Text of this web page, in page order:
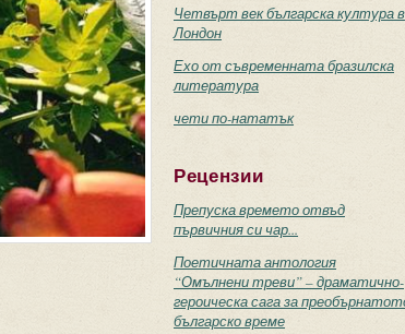
Четвърт век българска култура в
Лондон
Ехо от съвременната бразилска
литература
чети по-нататък
Рецензии
Препуска времето отвъд
първичния си чар...
Поетичната антология
“Омълнени треви” – драматично-
героическа сага за
българско време